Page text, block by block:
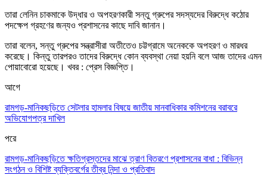
তারা লেনিন চাকমাকে উদ্ধার ও অপহরণকারী সন্তু গ্রুপের সদস্যদের বিরুদ্ধে কঠোর
পদক্ষেপ গ্রহণের জন্যও প্রশাসনের কাছে দাবি জানান।
তারা বলেন, সন্তু গ্রুপের সন্ত্রাসীরা অতীতেও চট্টগ্রামে অনেককে অপহরণ ও মারধর
করেছে। কিন্তু তারপরও তাদের বিরুদ্ধে কোন ব্যবস্থা নেয়া হয়নি বলে আজ তাদের এমন
পোয়াবোরো হয়েছে। খবর : প্রেস বিজ্ঞপ্তি।
আগে
রামগড়-মানিকছড়িতে সেটলার হামলার বিষয়ে জাতীয় মানবাধিকার কমিশনের বরাবরে
অভিযোগপত্র দাখিল
পরে
রামগড়-মানিকছড়িতে ক্ষতিগ্রস্তদের মাঝে ত্রাণ বিতরণে প্রশাসনের বাধা : বিভিন্ন
সংগঠন ও বিশিষ্ট ব্যক্তিবর্গের তীব্র নিন্দা ও প্রতিবাদ